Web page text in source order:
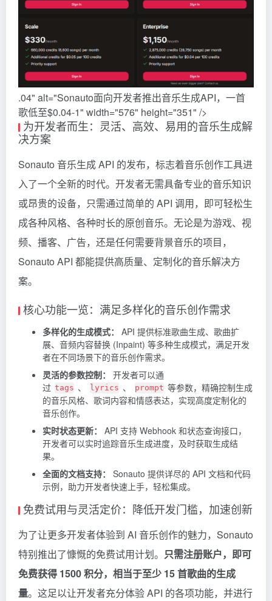
.04" alt="Sonauto面向开发者推出音乐生成API，一首
歌低至$0.04-1" width="576" height="351" />
为开发者而生：灵活、高效、易用的音乐生成解
决方案
Sonauto 音乐生成 API 的发布，标志着音乐创作工具进
入了一个全新的时代。开发者无需具备专业的音乐知识
或昂贵的设备，只需通过简单的 API 调用，即可轻松生
成各种风格、各种时长的原创音乐。无论是为游戏、视
频、播客、广告，还是任何需要背景音乐的项目，
Sonauto API 都能提供高质量、定制化的音乐解决方
案。
核心功能一览：满足多样化的音乐创作需求
多样化的生成模式：
API 提供标准歌曲生成、歌曲扩
展、音频内容替换 (Inpaint) 等多种生成模式，满足开发
者在不同场景下的音乐创作需求。
灵活的参数控制：
开发者可以通
过 tags 、 lyrics 、 prompt 等参数，精确控制生成
的音乐风格、歌词内容和情感表达，实现高度定制化的
音乐创作。
实时状态更新：
API 支持 Webhook 和状态查询接口，
开发者可以实时追踪音乐生成进度，及时获取生成结
果。
全面的文档支持：
Sonauto 提供详尽的 API 文档和代码
示例，助力开发者快速上手，轻松集成。
免费试用与灵活定价：降低开发门槛，加速创新
为了让更多开发者体验到 AI 音乐创作的魅力，Sonauto
特别推出了慷慨的免费试用计划。 只需注册账户，即可
免费获得 1500 积分，相当于至少 15 首歌曲的生成
量。这足以让开发者充分体验 API 的各项功能，并进行